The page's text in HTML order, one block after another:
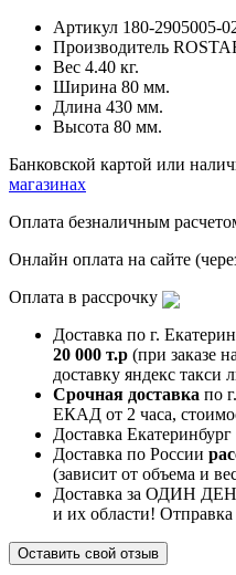
Артикул 180-2905005-
Производитель
Вес 4.40 кг.
Ширина 80 мм.
Длина 430 мм.
Высота 80 мм.
Банковской картой или
магазинах
Оплата безналичным
Онлайн оплата на сайте
Оплата в рассрочку
Доставка по г.
20 000 т.р (при заказе
доставку яндекс такси
Срочная доставка по
ЕКАД от 2 часа,
Доставка
Доставка по России
(зависит от объема и
Доставка за ОДИН
и их области!
Оставить свой отзыв